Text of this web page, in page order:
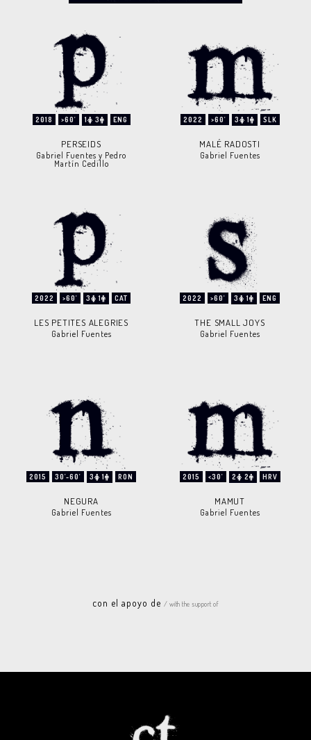
2018 >60' 1 3 ENG
PERSEIDS
Gabriel Fuentes y Pedro
Martín Cedillo
2022 >60' 3 1 SLK
MALÉ RADOSTI
Gabriel Fuentes
2022 >60' 3 1 CAT
LES PETITES ALEGRIES
Gabriel Fuentes
2022 >60' 3 1 ENG
THE SMALL JOYS
Gabriel Fuentes
2015 30'-60' 3 1 RON
NEGURA
Gabriel Fuentes
2015 <30' 2 2 HRV
MAMUT
Gabriel Fuentes
con el apoyo de / with the support of